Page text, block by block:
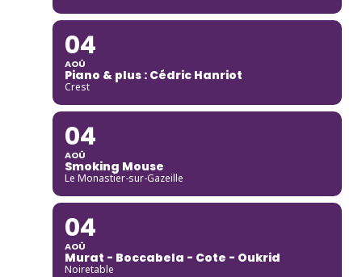
04
AOÛ
Piano & plus : Cédric Hanriot
Crest
04
AOÛ
Smoking Mouse
Le Monastier-sur-Gazeille
04
AOÛ
Murat - Boccabela - Cote - Oukrid
Noiretable